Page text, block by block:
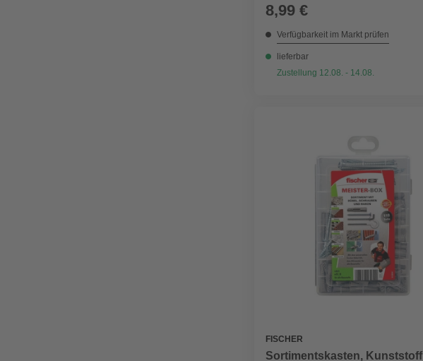
8,99 €
Verfügbarkeit im Markt prüfen
lieferbar
Zustellung 12.08. - 14.08.
FISCHER
Sortimentskasten, Kunststoff